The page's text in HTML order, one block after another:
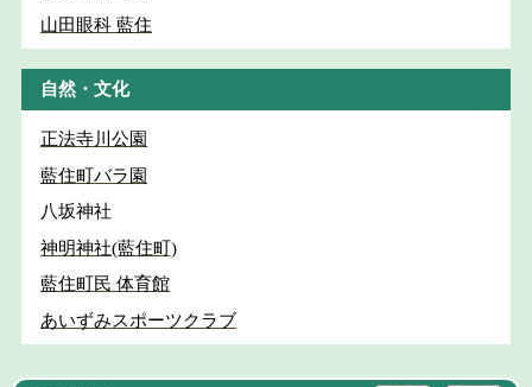
山田眼科 藍住
自然・文化
正法寺川公園
藍住町バラ園
八坂神社
神明神社(藍住町)
藍住町民 体育館
あいずみスポーツクラブ